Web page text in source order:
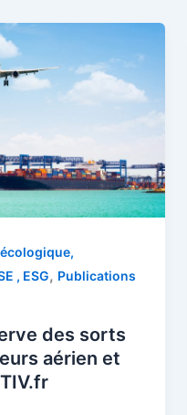
, ESG, Publications
des sorts
aérien et